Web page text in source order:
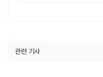
관련 기사